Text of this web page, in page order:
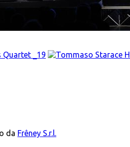
da Frêney S.r.l.